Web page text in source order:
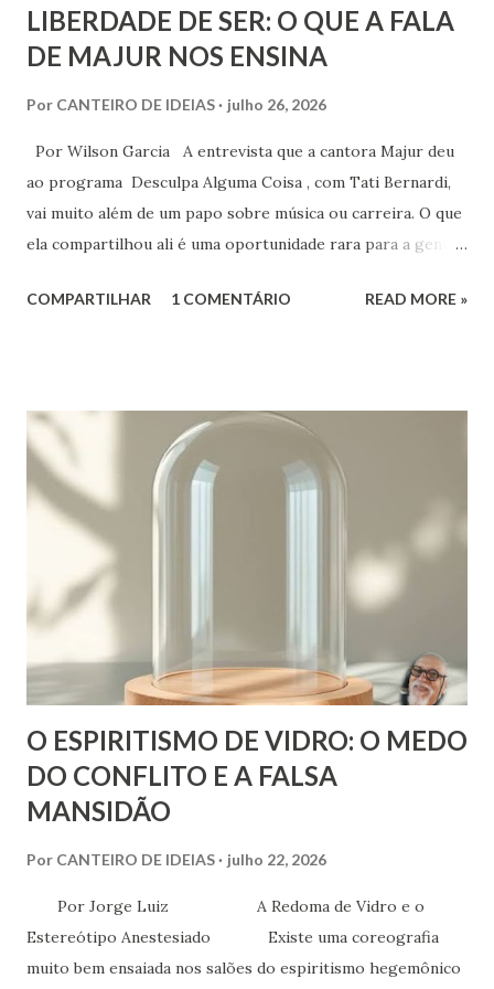
LIBERDADE DE SER: O QUE A FALA
DE MAJUR NOS ENSINA
Por CANTEIRO DE IDEIAS julho 26, 2026
Por Wilson Garcia A entrevista que a cantora Majur deu
ao programa Desculpa Alguma Coisa , com Tati Bernardi,
vai muito além de um papo sobre música ou carreira. O que
ela compartilhou ali é uma oportunidade rara para a gente
identidade espiritual, pertencimento e intolerância
Ao dizer que deixar o ambiente evangélico não significou
abandonar Deus, mas sim se libertar de uma prisão, ela
expõe algo que muita gente vive: a busca por uma
espiritualidade que faça sentido com quem a gente
realmente é.
COMPARTILHAR 1 COMENTÁRIO READ MORE »
O ESPIRITISMO DE VIDRO: O MEDO
DO CONFLITO E A FALSA
MANSIDÃO
Por CANTEIRO DE IDEIAS julho 22, 2026
Por Jorge Luiz A Redoma de Vidro e o
Estereótipo Anestesiado Existe uma coreografia
muito bem ensaiada nos salões do espiritismo hegemônico